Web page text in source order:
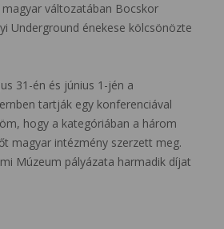
változatában Bocskor
Underground énekese kölcsönözte
31-én és június 1-jén a
tartják egy konferenciával
hogy a kategóriában a három
magyar intézmény szerzett meg.
Múzeum pályázata harmadik díjat